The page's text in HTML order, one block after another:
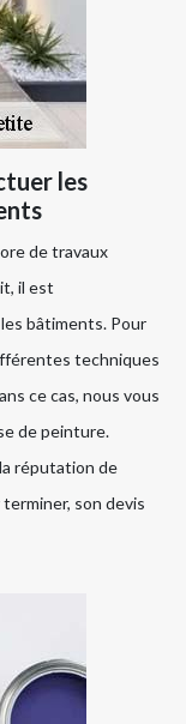
les
de travaux
il est
bâtiments. Pour
techniques
ce cas, nous vous
de peinture.
réputation de
son devis